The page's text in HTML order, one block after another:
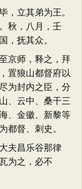
立其弟为王。
秋，八月，壬
，抚其众。
京师，释之，拜
置狼山都督府以
为封内之臣，分
、云中、桑干三
、金徽、新黎等
都督、刺史。
夫昌乐谷那律
为之，必不